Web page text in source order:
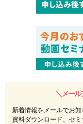
＼メー
新着情報をメールでお知
資料ダウンロード、セ